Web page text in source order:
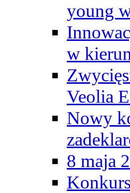
young
w
Veolia
Nowy
8 maja